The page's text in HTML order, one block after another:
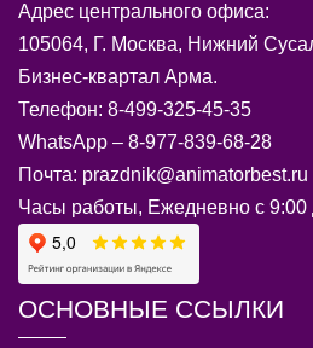
Адрес центрального офиса:
105064, Г. Москва, Нижний
Бизнес-квартал Арма.
Телефон: 8-499-325-45-35
WhatsApp – 8-977-839-68-28
Почта: prazdnik@animatorbest.ru
Часы работы, Ежедневно с 9:00
ОСНОВНЫЕ ССЫЛКИ